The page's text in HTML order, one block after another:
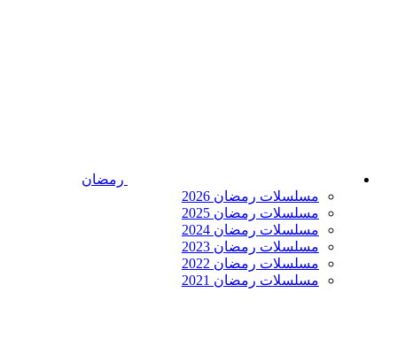
رمضان
مسلسلات رمضان 2026
مسلسلات رمضان 2025
مسلسلات رمضان 2024
مسلسلات رمضان 2023
مسلسلات رمضان 2022
مسلسلات رمضان 2021